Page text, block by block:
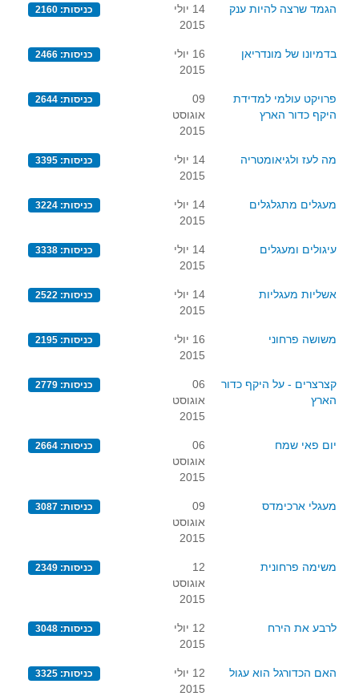
הגמד שרצה להיות ענק
14 יולי
2015
כניסות: 2160
בדמיונו של מונדריאן
16 יולי
2015
כניסות: 2466
פרויקט עולמי למדידת
היקף כדור הארץ
09
אוגוסט
2015
כניסות: 2644
מה לעז ולגיאומטריה
14 יולי
2015
כניסות: 3395
מעגלים מתגלגלים
14 יולי
2015
כניסות: 3224
עיגולים ומעגלים
14 יולי
2015
כניסות: 3338
אשליות מעגליות
14 יולי
2015
כניסות: 2522
משושה פרחוני
16 יולי
2015
כניסות: 2195
קצרצרים - על היקף כדור
הארץ
06
אוגוסט
2015
כניסות: 2779
יום פאי שמח
06
אוגוסט
2015
כניסות: 2664
מעגלי ארכימדס
09
אוגוסט
2015
כניסות: 3087
משימה פרחונית
12
אוגוסט
2015
כניסות: 2349
לרבע את הירח
12 יולי
2015
כניסות: 3048
האם הכדורגל הוא עגול
12 יולי
2015
כניסות: 3325